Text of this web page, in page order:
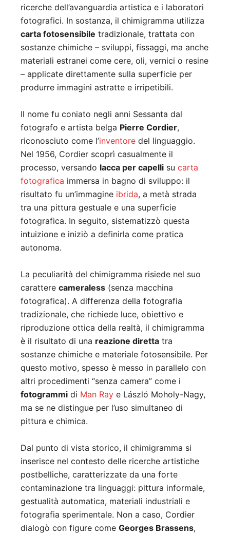
ricerche dell’avanguardia artistica e i laboratori
fotografici. In sostanza, il chimigramma utilizza
carta fotosensibile tradizionale, trattata con
sostanze chimiche – sviluppi, fissaggi, ma anche
materiali estranei come cere, oli, vernici o resine
– applicate direttamente sulla superficie per
produrre immagini astratte e irripetibili.
Il nome fu coniato negli anni Sessanta dal
fotografo e artista belga Pierre Cordier,
riconosciuto come l’inventore del linguaggio.
Nel 1956, Cordier scoprì casualmente il
processo, versando lacca per capelli su carta
fotografica immersa in bagno di sviluppo: il
risultato fu un’immagine ibrida, a metà strada
tra una pittura gestuale e una superficie
fotografica. In seguito, sistematizzò questa
intuizione e iniziò a definirla come pratica
autonoma.
La peculiarità del chimigramma risiede nel suo
carattere cameraless (senza macchina
fotografica). A differenza della fotografia
tradizionale, che richiede luce, obiettivo e
riproduzione ottica della realtà, il chimigramma
è il risultato di una reazione diretta tra
sostanze chimiche e materiale fotosensibile. Per
questo motivo, spesso è messo in parallelo con
altri procedimenti “senza camera” come i
fotogrammi di Man Ray e László Moholy-Nagy,
ma se ne distingue per l’uso simultaneo di
pittura e chimica.
Dal punto di vista storico, il chimigramma si
inserisce nel contesto delle ricerche artistiche
postbelliche, caratterizzate da una forte
contaminazione tra linguaggi: pittura informale,
gestualità automatica, materiali industriali e
fotografia sperimentale. Non a caso, Cordier
dialogò con figure come Georges Brassens,